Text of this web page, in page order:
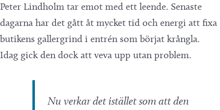
Peter Lindholm tar emot med ett leende. Senaste
dagarna har det gått åt mycket tid och energi att fixa
butikens gallergrind i entrén som börjat krångla.
Idag gick den dock att veva upp utan problem.
Nu verkar det istället som att den